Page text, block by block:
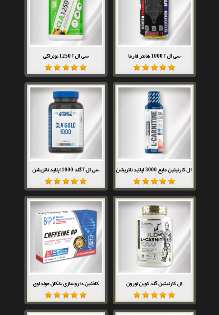
سی ال آ 1000 هانتر فارما سی ال آ 1250 نوتراکی
ال کارنیتین مایع 3000 اپلاید ناتریشن سی ال آ گلد 1000 اپلاید ناتریشن
ال کارنیتین گلد کوین لورون کافئین داروسازی بالکان مولداوی